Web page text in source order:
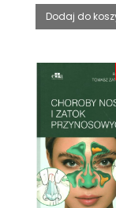
Dodaj do